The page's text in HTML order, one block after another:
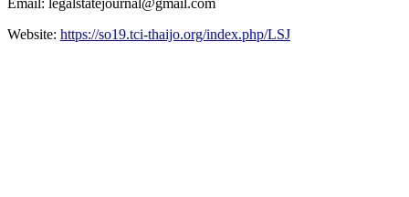
Email: legalstatejournal@gmail.com
Website: https://so19.tci-thaijo.org/index.php/LSJ